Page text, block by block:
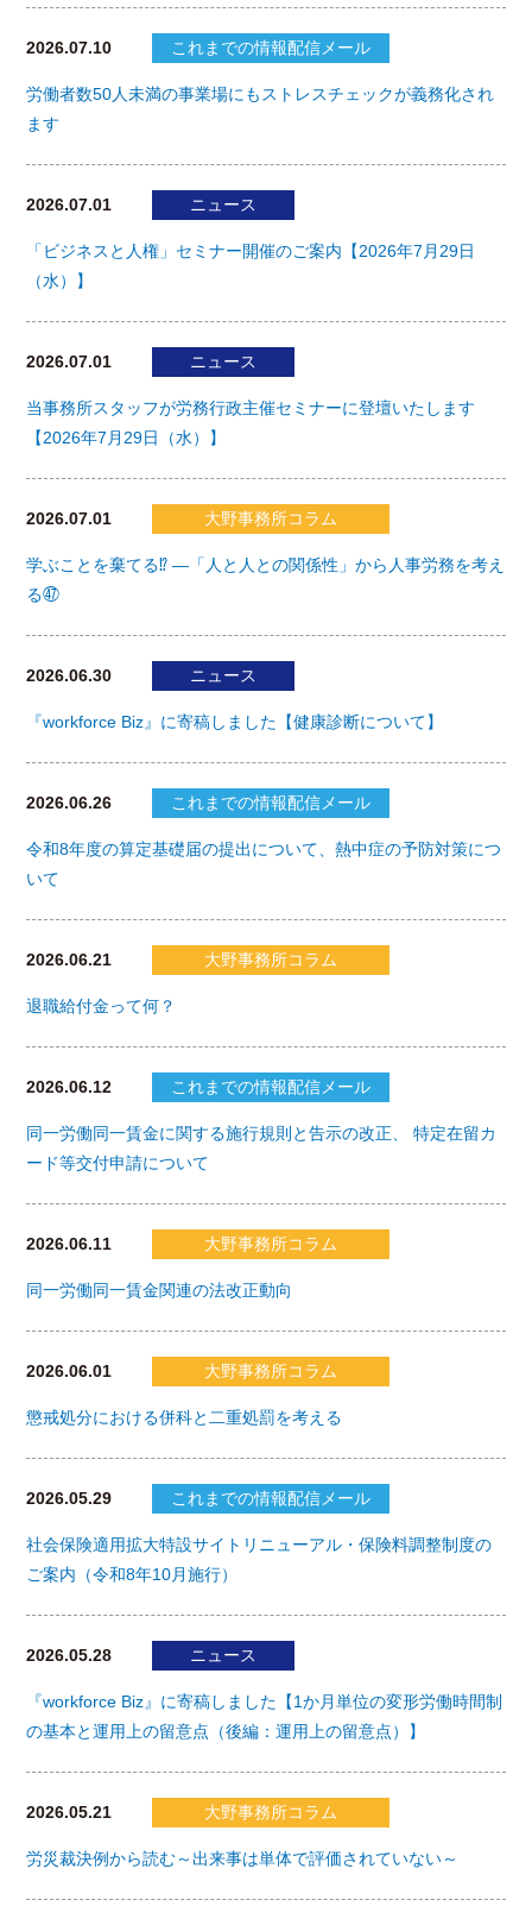
2026.07.10 これまでの情報配信メール
労働者数50人未満の事業場にもストレスチェックが義務化され
ます
2026.07.01 ニュース
「ビジネスと人権」セミナー開催のご案内【2026年7月29日
（水）】
2026.07.01 ニュース
当事務所スタッフが労務行政主催セミナーに登壇いたします
【2026年7月29日（水）】
2026.07.01 大野事務所コラム
学ぶことを棄てる⁉ ―「人と人との関係性」から人事労務を考え
る㊼
2026.06.30 ニュース
『workforce Biz』に寄稿しました【健康診断について】
2026.06.26 これまでの情報配信メール
令和8年度の算定基礎届の提出について、熱中症の予防対策につ
いて
2026.06.21 大野事務所コラム
退職給付金って何？
2026.06.12 これまでの情報配信メール
同一労働同一賃金に関する施行規則と告示の改正、 特定在留カ
ード等交付申請について
2026.06.11 大野事務所コラム
同一労働同一賃金関連の法改正動向
2026.06.01 大野事務所コラム
懲戒処分における併科と二重処罰を考える
2026.05.29 これまでの情報配信メール
社会保険適用拡大特設サイトリニューアル・保険料調整制度の
ご案内（令和8年10月施行）
2026.05.28 ニュース
『workforce Biz』に寄稿しました【1か月単位の変形労働時間制
の基本と運用上の留意点（後編：運用上の留意点）】
2026.05.21 大野事務所コラム
労災裁決例から読む～出来事は単体で評価されていない～